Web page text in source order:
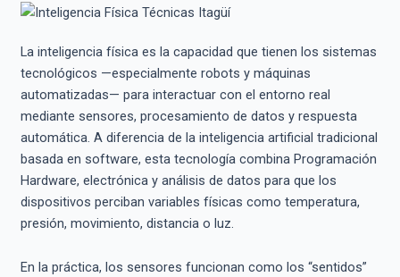
La inteligencia física es la capacidad que tienen los sistemas
tecnológicos —especialmente robots y máquinas
automatizadas— para interactuar con el entorno real
mediante sensores, procesamiento de datos y respuesta
automática. A diferencia de la inteligencia artificial tradicional
basada en software, esta tecnología combina Programación
Hardware, electrónica y análisis de datos para que los
dispositivos perciban variables físicas como temperatura,
presión, movimiento, distancia o luz.
En la práctica, los sensores funcionan como los “sentidos”